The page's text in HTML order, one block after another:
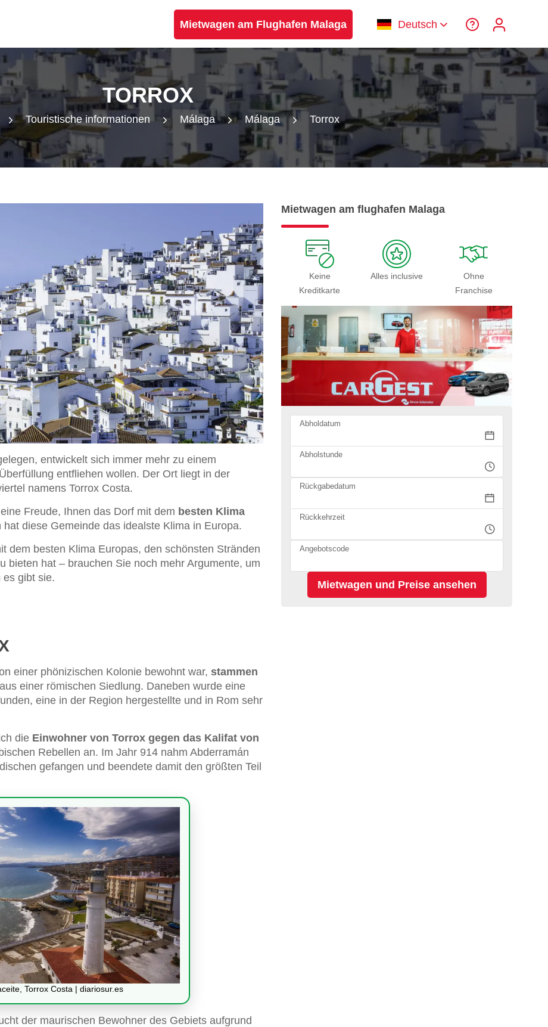
Mietwagen am Flughafen Malaga Deutsch
TORROX
Touristische informationen Málaga Málaga Torrox
entwickelt sich immer mehr zu einem
entfliehen wollen. Der Ort liegt in der
namens Torrox Costa.
Freude, Ihnen das Dorf mit dem besten Klima
diese Gemeinde das idealste Klima in Europa.
dem besten Klima Europas, den schönsten Stränden
bieten hat – brauchen Sie noch mehr Argumente, um
es gibt sie.
einer phönizischen Kolonie bewohnt war, stammen
einer römischen Siedlung. Daneben wurde eine
eine in der Region hergestellte und in Rom sehr
die Einwohner von Torrox gegen das Kalifat von
Rebellen an. Im Jahr 914 nahm Abderramán
gefangen und beendete damit den größten Teil
Torrox Costa | diariosur.es
der maurischen Bewohner des Gebiets aufgrund
Mietwagen am flughafen Malaga
Keine
Kreditkarte
Alles inclusive
Ohne
Franchise
Abholdatum
Abholstunde
Rückgabedatum
Rückkehrzeit
Angebotscode